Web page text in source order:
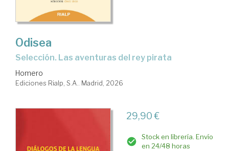
Odisea
Selección. Las aventuras del rey pirata
Homero
Ediciones Rialp, S.A.. Madrid, 2026
29,90 €
Stock en librería. Envío
en 24/48 horas